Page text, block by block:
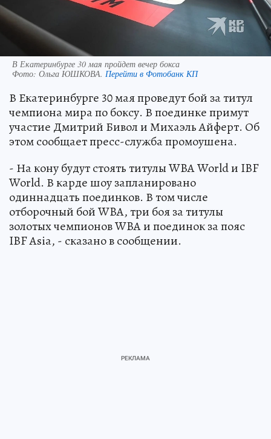
В Екатеринбурге 30 мая пройдет вечер бокса
Фото: Ольга ЮШКОВА. Перейти в Фотобанк КП
В Екатеринбурге 30 мая проведут бой за титул
чемпиона мира по боксу. В поединке примут
участие Дмитрий Бивол и Михаэль Айферт. Об
этом сообщает пресс-служба промоушена.
- На кону будут стоять титулы WBA World и IBF
World. В карде шоу запланировано
одиннадцать поединков. В том числе
отборочный бой WBA, три боя за титулы
золотых чемпионов WBA и поединок за пояс
IBF Asia, - сказано в сообщении.